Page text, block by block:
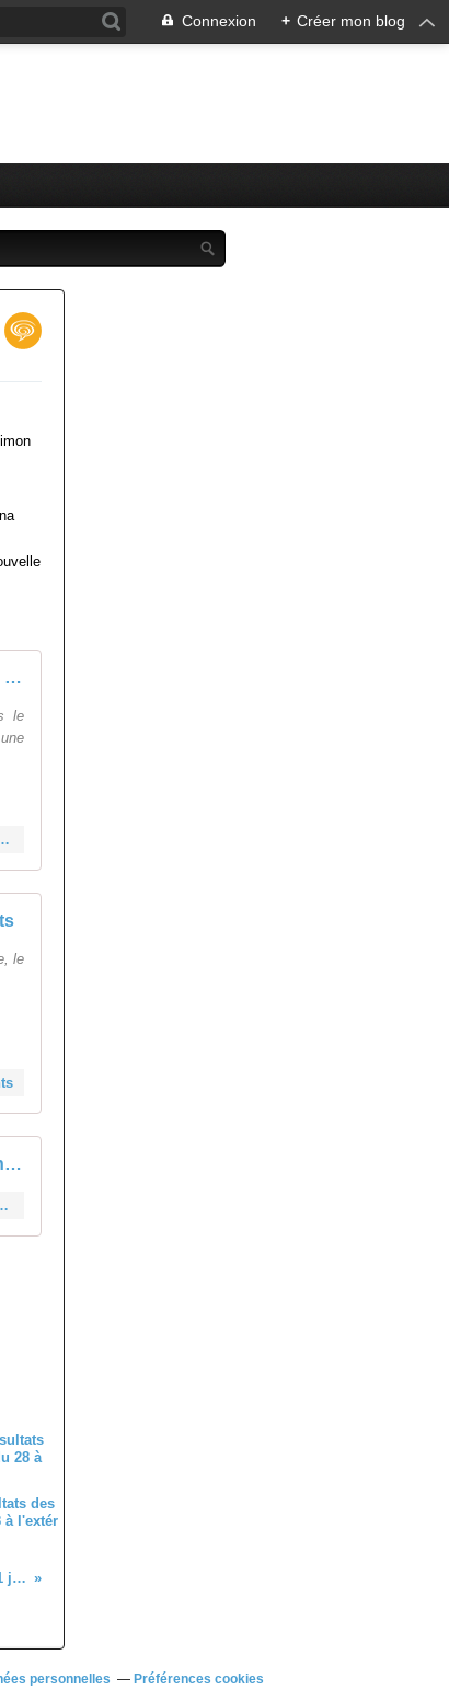
Connexion + Créer mon blog
Mondeville 3 janvier 2026 classement de cyclo-cross
le
34565-mondeville-3-janvier-2026-classement-de-cyclo-cross.html
le
Résultats CX Pech David 04/01/2026 & Challenge régional CX
cx-pech-david-04-01-2026-challenge-regional-cx
des
à l'extér
Cyclo-cross Souvenir Christelle Brédard le dimanche 11 janvier 2026 à Dourdan (91) de U7 à U17
personnelles Préférences cookies